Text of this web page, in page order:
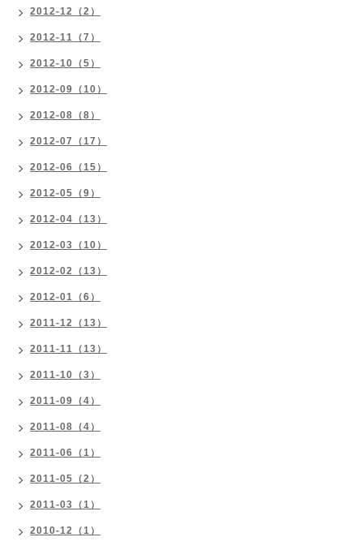
2012-12（2）
2012-11（7）
2012-10（5）
2012-09（10）
2012-08（8）
2012-07（17）
2012-06（15）
2012-05（9）
2012-04（13）
2012-03（10）
2012-02（13）
2012-01（6）
2011-12（13）
2011-11（13）
2011-10（3）
2011-09（4）
2011-08（4）
2011-06（1）
2011-05（2）
2011-03（1）
2010-12（1）